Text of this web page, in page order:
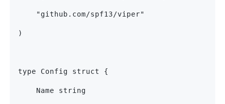
    "github.com/spf13/viper"
)
type Config struct {
    Name string